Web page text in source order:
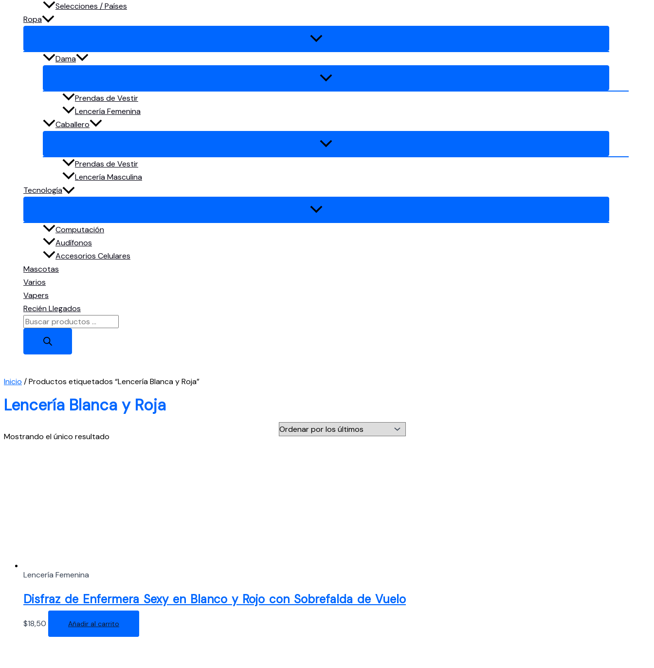
Selecciones / Países
Ropa
Dama
Prendas de Vestir
Lencería Femenina
Caballero
Prendas de Vestir
Lencería Masculina
Tecnología
Computación
Audífonos
Accesorios Celulares
Mascotas
Varios
Vapers
Recién Llegados
Búsqueda
productos
Inicio / Productos etiquetados “Lencería Blanca y Roja”
Lencería Blanca y Roja
Mostrando el único resultado
Lencería Femenina
Disfraz de Enfermera Sexy en Blanco y Rojo con Sobrefalda de Vuelo
$18,50 Añadir al carrito